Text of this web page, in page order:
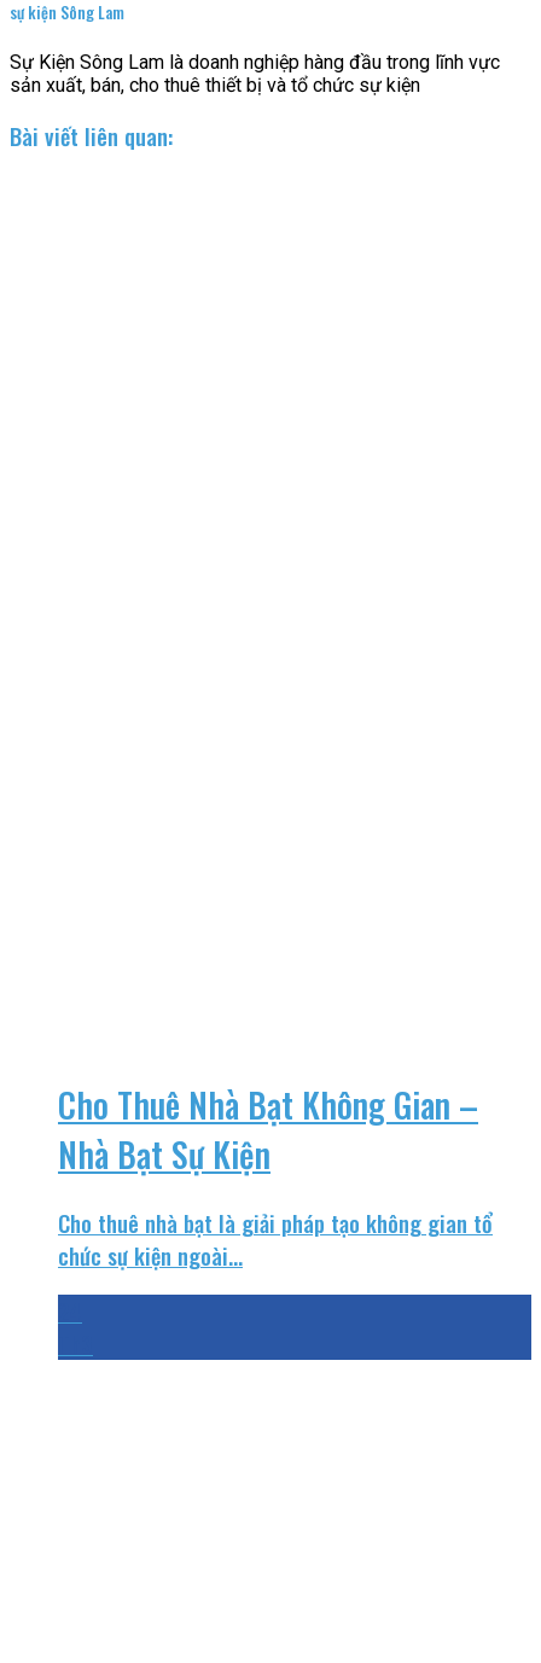
sự kiện Sông Lam
Sự Kiện Sông Lam là doanh nghiệp hàng đầu trong lĩnh vực
sản xuất, bán, cho thuê thiết bị và tổ chức sự kiện
Bài viết liên quan:
Cho Thuê Nhà Bạt Không Gian –
Nhà Bạt Sự Kiện
Cho thuê nhà bạt là giải pháp tạo không gian tổ
chức sự kiện ngoài...